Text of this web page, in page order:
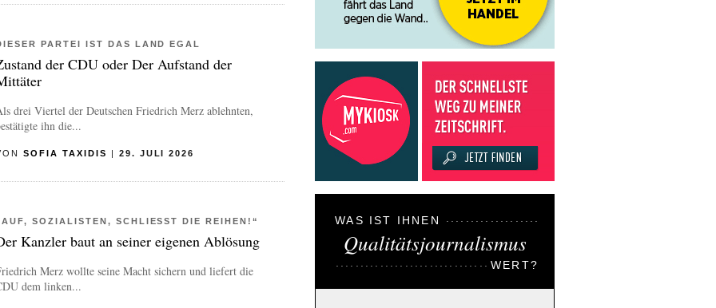
PARTEI IST DAS LAND EGAL
der CDU oder Der Aufstand der
drei Viertel der Deutschen Friedrich Merz ablehnten,
ihn die...
SOFIA TAXIDIS | 29. JULI 2026
SOZIALISTEN, SCHLIESST DIE REIHEN!“
Kanzler baut an seiner eigenen Ablösung
Merz wollte seine Macht sichern und liefert die
dem linken...
WAS IST IHNEN
Qualitätsjournalismus
WERT?